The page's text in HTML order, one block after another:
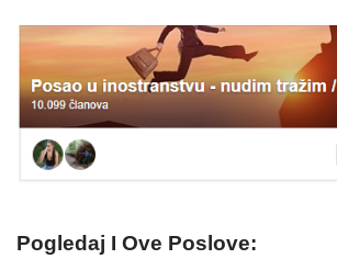
Pogledaj I Ove Poslove: